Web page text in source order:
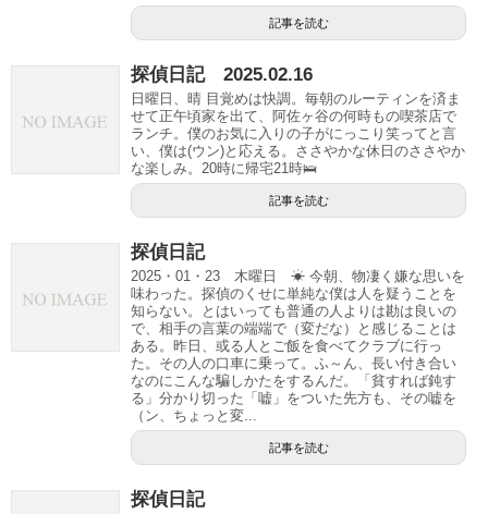
記事を読む
探偵日記 2025.02.16
日曜日、晴 目覚めは快調。毎朝のルーティンを済ま
せて正午頃家を出て、阿佐ヶ谷の何時もの喫茶店で
ランチ。僕のお気に入りの子がにっこり笑ってと言
い、僕は(ウン)と応える。ささやかな休日のささやか
な楽しみ。20時に帰宅21時🛌
記事を読む
探偵日記
2025・01・23 木曜日 ☀ 今朝、物凄く嫌な思いを
味わった。探偵のくせに単純な僕は人を疑うことを
知らない。とはいっても普通の人よりは勘は良いの
で、相手の言葉の端端で（変だな）と感じることは
ある。昨日、或る人とご飯を食べてクラブに行っ
た。その人の口車に乗って。ふ～ん、長い付き合い
なのにこんな騙しかたをするんだ。「貧すれば鈍す
る」分かり切った「嘘」をついた先方も、その嘘を
（ン、ちょっと変...
記事を読む
探偵日記